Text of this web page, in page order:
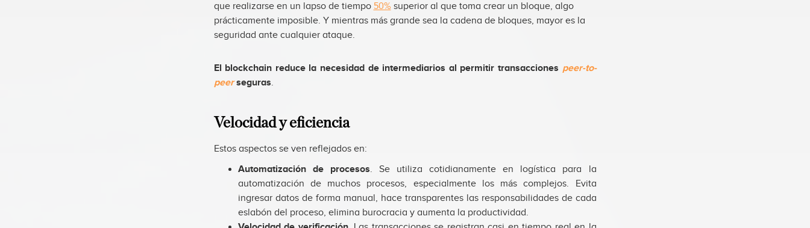
que realizarse en un lapso de tiempo 50%superior al que toma crear un bloque, algo
prácticamente imposible. Y mientras más grande sea la cadena de bloques, mayor es la
seguridad ante cualquier ataque.
El blockchain reduce la necesidad de intermediarios al permitir transacciones peer-to-
peer seguras.
Velocidad y eficiencia
Estos aspectos se ven reflejados en:
Automatización de procesos. Se utiliza cotidianamente en logística para la
automatización de muchos procesos, especialmente los más complejos. Evita
ingresar datos de forma manual, hace transparentes las responsabilidades de cada
eslabón del proceso, elimina burocracia y aumenta la productividad.